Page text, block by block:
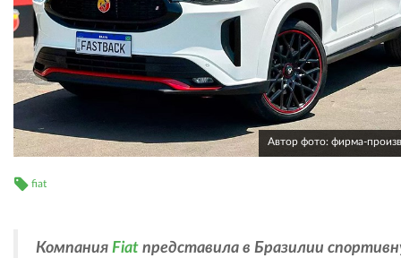
Автор фото: фирма-
fiat
Компания Fiat представила в Бразилии